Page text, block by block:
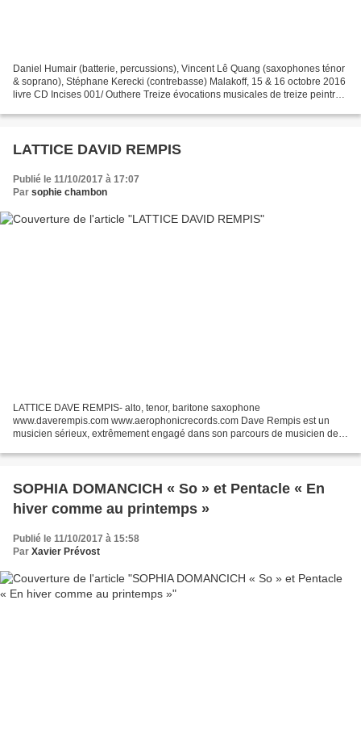
Daniel Humair (batterie, percussions), Vincent Lê Quang (saxophones ténor
& soprano), Stéphane Kerecki (contrebasse) Malakoff, 15 & 16 octobre 2016
livre CD Incises 001/ Outhere Treize évocations musicales de treize peintres
LATTICE DAVID REMPIS
Publié le 11/10/2017 à 17:07
Par sophie chambon
LATTICE DAVE REMPIS- alto, tenor, baritone saxophone
www.daverempis.com www.aerophonicrecords.com Dave Rempis est un
musicien sérieux, extrêmement engagé dans son parcours de musicien de
SOPHIA DOMANCICH « So » et Pentacle « En
hiver comme au printemps »
Publié le 11/10/2017 à 15:58
Par Xavier Prévost